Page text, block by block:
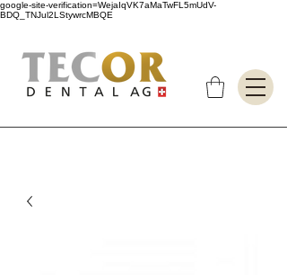
google-site-verification=WejaIqVK7aMaTwFL5mUdV-
BDQ_TNJul2LStywrcMBQE